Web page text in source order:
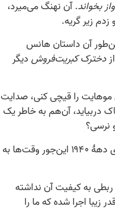
بخواند. آن نهنگ می‌میرد،
زدم زیر گریه.
آن داستان هانس
دخترک کبریت‌فروش دیگر
موهایت را قیچی کنی، صدایت
دربیاید، آن‌هم به خاطر یک
نرسی؟
با خودم گفتم، به. یا هر معادلی که بچه‌های دهۀ ۱۹۴۰ این‌جور وقت‌ها به
به کیفیت آن نداشته
زیبا اجرا شده که ما را